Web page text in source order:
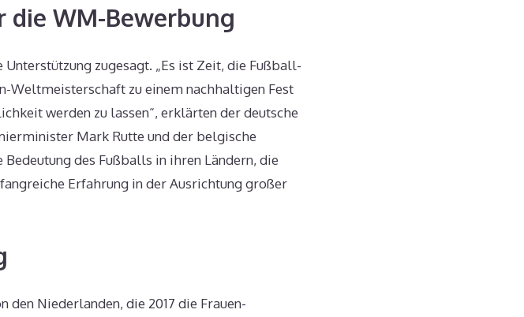
WM-Bewerbung
zugesagt. „Es ist Zeit, die Fußball-
Weltmeisterschaft zu einem nachhaltigen Fest
werden zu lassen“, erklärten der deutsche
Mark Rutte und der belgische
des Fußballs in ihren Ländern, die
Erfahrung in der Ausrichtung großer
Niederlanden, die 2017 die Frauen-